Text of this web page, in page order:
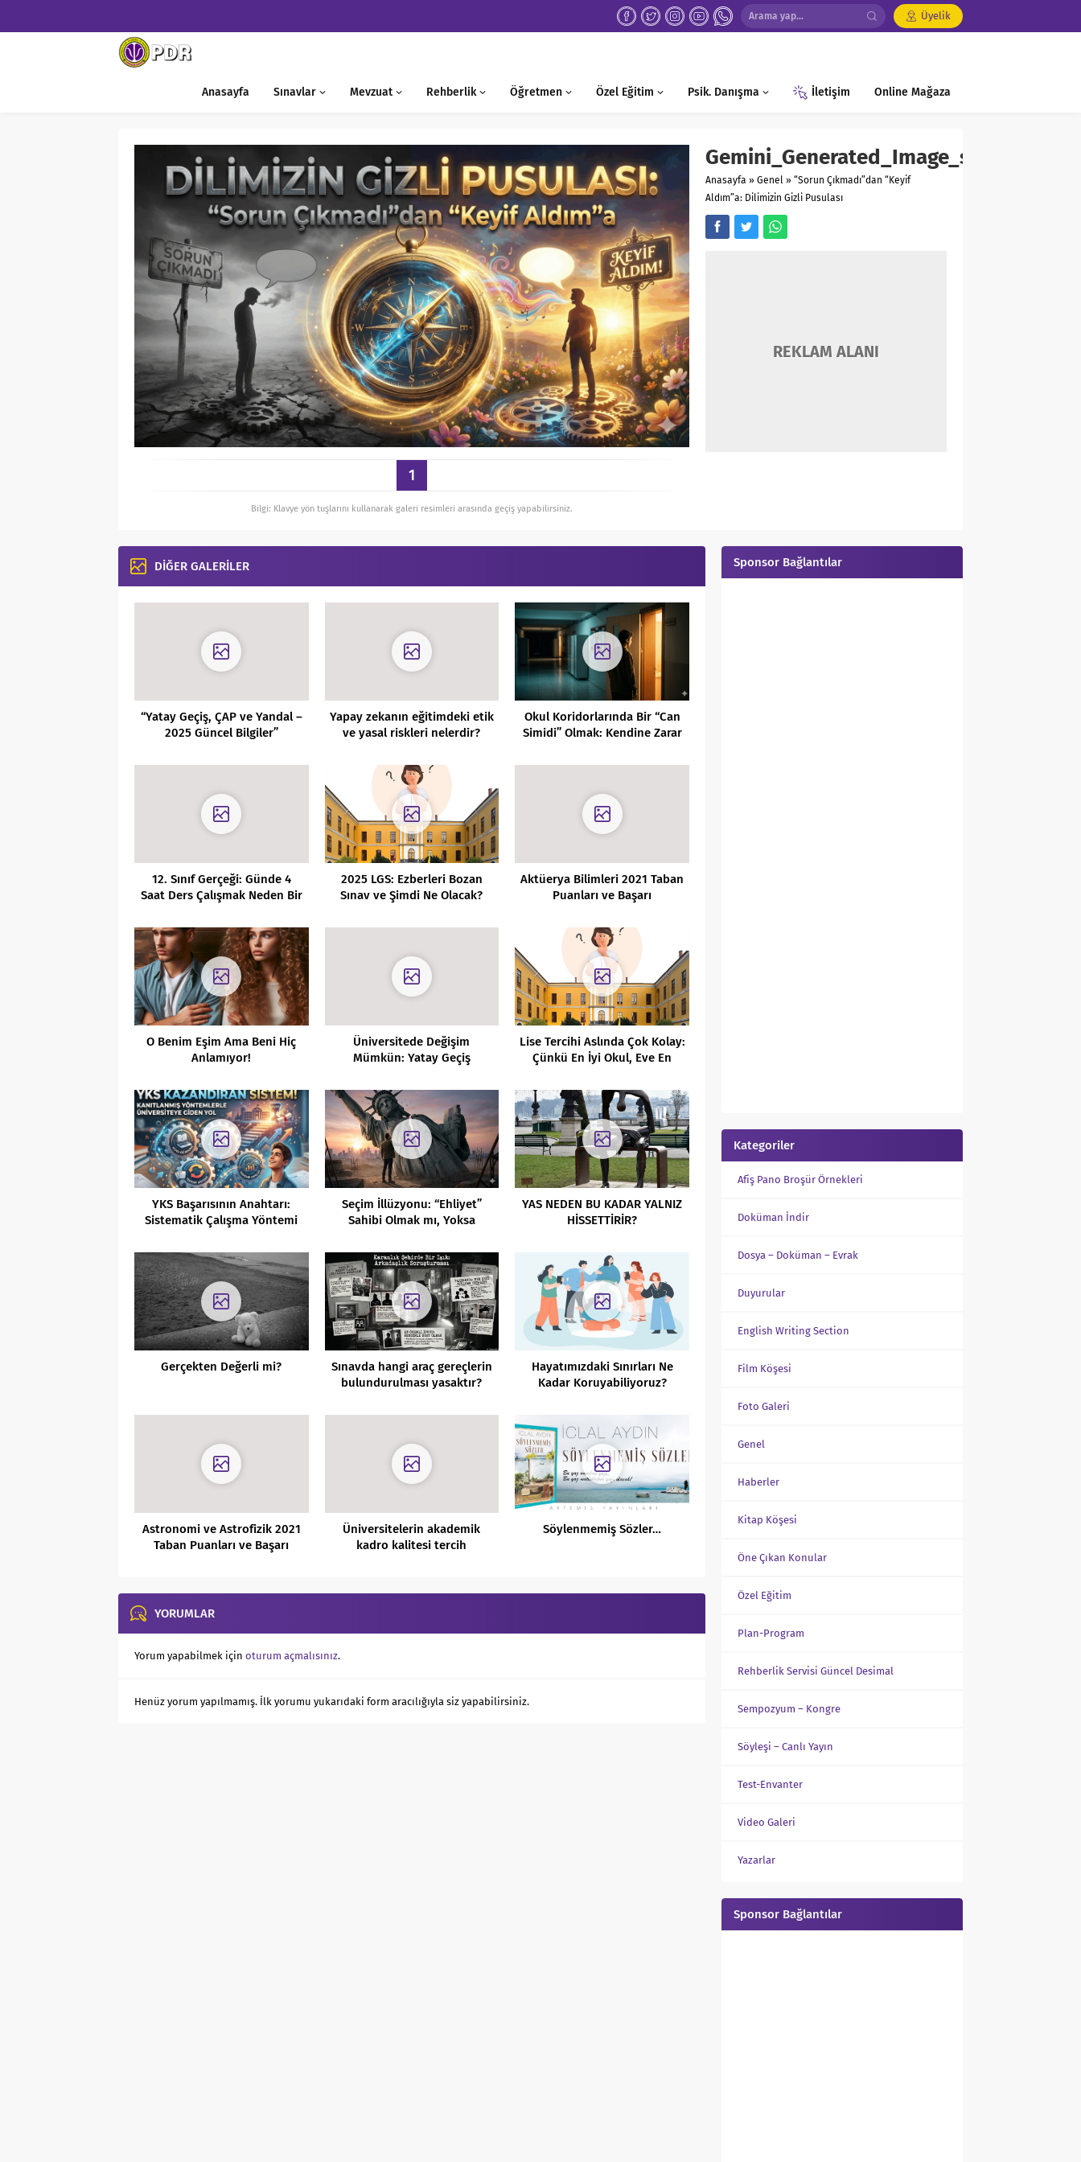
Üyelik
Anasayfa Sınavlar Mevzuat Rehberlik Öğretmen Özel Eğitim Psik. Danışma İletişim Online Mağaza
1
Bilgi: Klavye yön tuşlarını kullanarak galeri resimleri arasında geçiş yapabilirsiniz.
Anasayfa » Genel » “Sorun Çıkmadı”dan “Keyif
Aldım”a: Dilimizin Gizli Pusulası
REKLAM ALANI
DİĞER GALERİLER
“Yatay Geçiş, ÇAP ve Yandal –
2025 Güncel Bilgiler”
Yapay zekanın eğitimdeki etik
ve yasal riskleri nelerdir?
Okul Koridorlarında Bir “Can
Simidi” Olmak: Kendine Zarar
Çalışmak
12. Sınıf Gerçeği: Günde 4
Saat Ders Çalışmak Neden Bir
2025 LGS: Ezberleri Bozan
Sınav ve Şimdi Ne Olacak?
Aktüerya Bilimleri 2021 Taban
Puanları ve Başarı
O Benim Eşim Ama Beni Hiç
Anlamıyor!
Üniversitede Değişim
Mümkün: Yatay Geçiş
Her Şey
Lise Tercihi Aslında Çok Kolay:
Çünkü En İyi Okul, Eve En
YKS Başarısının Anahtarı:
Sistematik Çalışma Yöntemi
Seçim İllüzyonu: “Ehliyet”
Sahibi Olmak mı, Yoksa
YAS NEDEN BU KADAR YALNIZ
HİSSETTİRİR?
Gerçekten Değerli mi?
Sınavda hangi araç gereçlerin
bulundurulması yasaktır?
Hayatımızdaki Sınırları Ne
Kadar Koruyabiliyoruz?
Astronomi ve Astrofizik 2021
Taban Puanları ve Başarı
Üniversitelerin akademik
kadro kalitesi tercih
Söylenmemiş Sözler…
YORUMLAR
Yorum yapabilmek için oturum açmalısınız.
Henüz yorum yapılmamış. İlk yorumu yukarıdaki form aracılığıyla siz yapabilirsiniz.
Sponsor Bağlantılar
Kategoriler
Afiş Pano Broşür Örnekleri
Doküman İndir
Dosya – Doküman – Evrak
Duyurular
English Writing Section
Film Köşesi
Foto Galeri
Genel
Haberler
Kitap Köşesi
Öne Çıkan Konular
Özel Eğitim
Plan-Program
Rehberlik Servisi Güncel Desimal
Sempozyum – Kongre
Söyleşi – Canlı Yayın
Test-Envanter
Video Galeri
Yazarlar
Sponsor Bağlantılar